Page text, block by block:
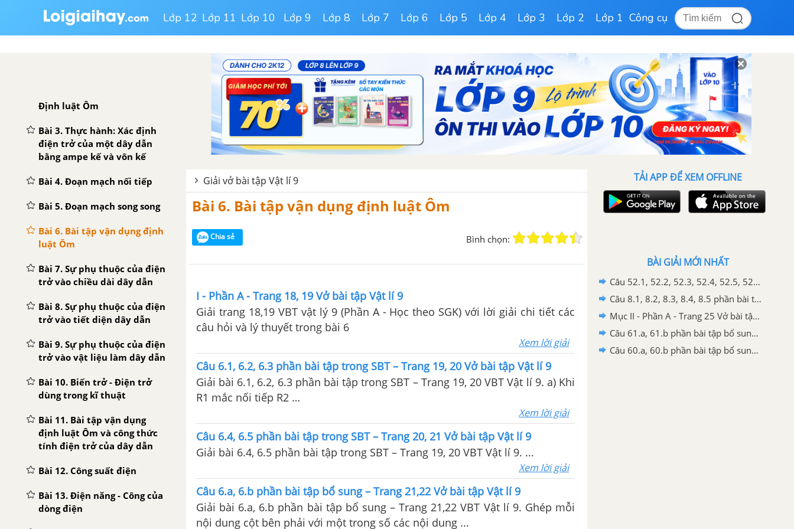
Lớp 12 Lớp 11 Lớp 10 Lớp 9 Lớp 8 Lớp 7 Lớp 6 Lớp 5 Lớp 4 Lớp 3 Lớp 2 Lớp 1 Công cụ
Bài 1. Sự phụ thuộc vào của
Định luật Ôm
Bài 3. Thực hành: Xác định
điện trở của một dây dẫn
bằng ampe kế và vôn kế
Bài 4. Đoạn mạch nối tiếp
Bài 5. Đoạn mạch song song
Bài 6. Bài tập vận dụng định
luật Ôm
Bài 7. Sự phụ thuộc của điện
trở vào chiều dài dây dẫn
Bài 8. Sự phụ thuộc của điện
trở vào tiết diện dây dẫn
Bài 9. Sự phụ thuộc của điện
trở vào vật liệu làm dây dẫn
Bài 10. Biến trở - Điện trở
dùng trong kĩ thuật
Bài 11. Bài tập vận dụng
định luật Ôm và công thức
tính điện trở của dây dẫn
Bài 12. Công suất điện
Bài 13. Điện năng - Công của
dòng điện
Giải vở bài tập Vật lí 9
Bài 6. Bài tập vận dụng định luật Ôm
Chia sẻ Bình chọn:
I - Phần A - Trang 18, 19 Vở bài tập Vật lí 9
Giải trang 18,19 VBT vật lý 9 (Phần A - Học theo SGK) với lời giải chi tiết các
câu hỏi và lý thuyết trong bài 6
Xem lời giải
Câu 6.1, 6.2, 6.3 phần bài tập trong SBT – Trang 19, 20 Vở bài tập Vật lí 9
Giải bài 6.1, 6.2, 6.3 phần bài tập trong SBT – Trang 19, 20 VBT Vật lí 9. a) Khi
R1 mắc nối tiếp R2 …
Xem lời giải
Câu 6.4, 6.5 phần bài tập trong SBT – Trang 20, 21 Vở bài tập Vật lí 9
Giải bài 6.4, 6.5 phần bài tập trong SBT – Trang 19, 20 VBT Vật lí 9. ...
Xem lời giải
Câu 6.a, 6.b phần bài tập bổ sung – Trang 21,22 Vở bài tập Vật lí 9
Giải bài 6.a, 6.b phần bài tập bổ sung – Trang 21,22 VBT Vật lí 9. Ghép mỗi
nội dung cột bên phải với một trong số các nội dung ...
TẢI APP ĐỂ XEM OFFLINE
BÀI GIẢI MỚI NHẤT
Câu 52.1, 52.2, 52.3, 52.4, 52.5, 52.6 phần bài tập trong SBT – Trang 145,146 Vở bài tập Vật lí 9
Câu 8.1, 8.2, 8.3, 8.4, 8.5 phần bài tập trong SBT – Trang 26 Vở bài tập Vật lí 9
Mục II - Phần A - Trang 25 Vở bài tập Vật lí 9
Câu 61.a, 61.b phần bài tập bổ sung – Trang 172 Vở bài tập Vật lí 9
Câu 60.a, 60.b phần bài tập bổ sung – Trang 169 Vở bài tập Vật lí 9